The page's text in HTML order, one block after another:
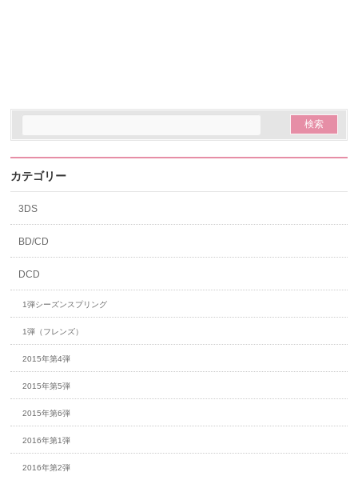
カテゴリー
3DS
BD/CD
DCD
1弾シーズンスプリング
1弾（フレンズ）
2015年第4弾
2015年第5弾
2015年第6弾
2016年第1弾
2016年第2弾